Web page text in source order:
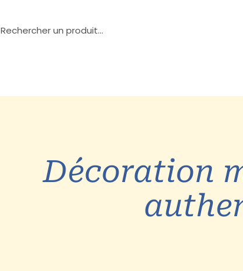
Rechercher un produit...
Décoration